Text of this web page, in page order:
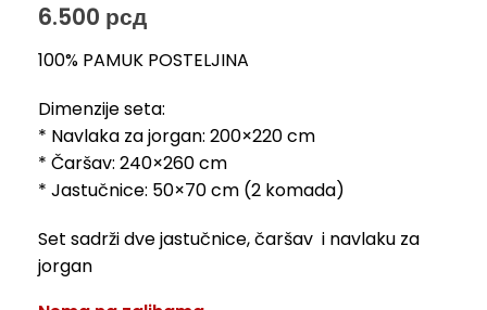
6.500 рсд
100% PAMUK POSTELJINA
Dimenzije seta:
* Navlaka za jorgan: 200×220 cm
* Čaršav: 240×260 cm
* Jastučnice: 50×70 cm (2 komada)
Set sadrži dve jastučnice, čaršav i navlaku za
jorgan